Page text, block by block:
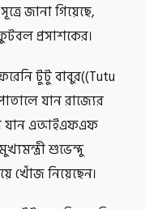
জানা গিয়েছে,
প্রসাশকের।
টুটু বাবুর((Tutu
যান রাজ্যের
যান এআইএফএফ
শুভেন্দু
খোঁজ নিয়েছেন।